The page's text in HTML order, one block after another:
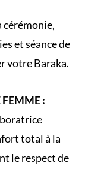
cérémonie,
et séance de
votre Baraka.
:
total à la
le respect de